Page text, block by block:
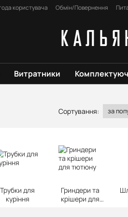
користувача Обмін/Повернення
Витратники
Сортування: за
Трубки для
куріння
Гриндери та
крішери для